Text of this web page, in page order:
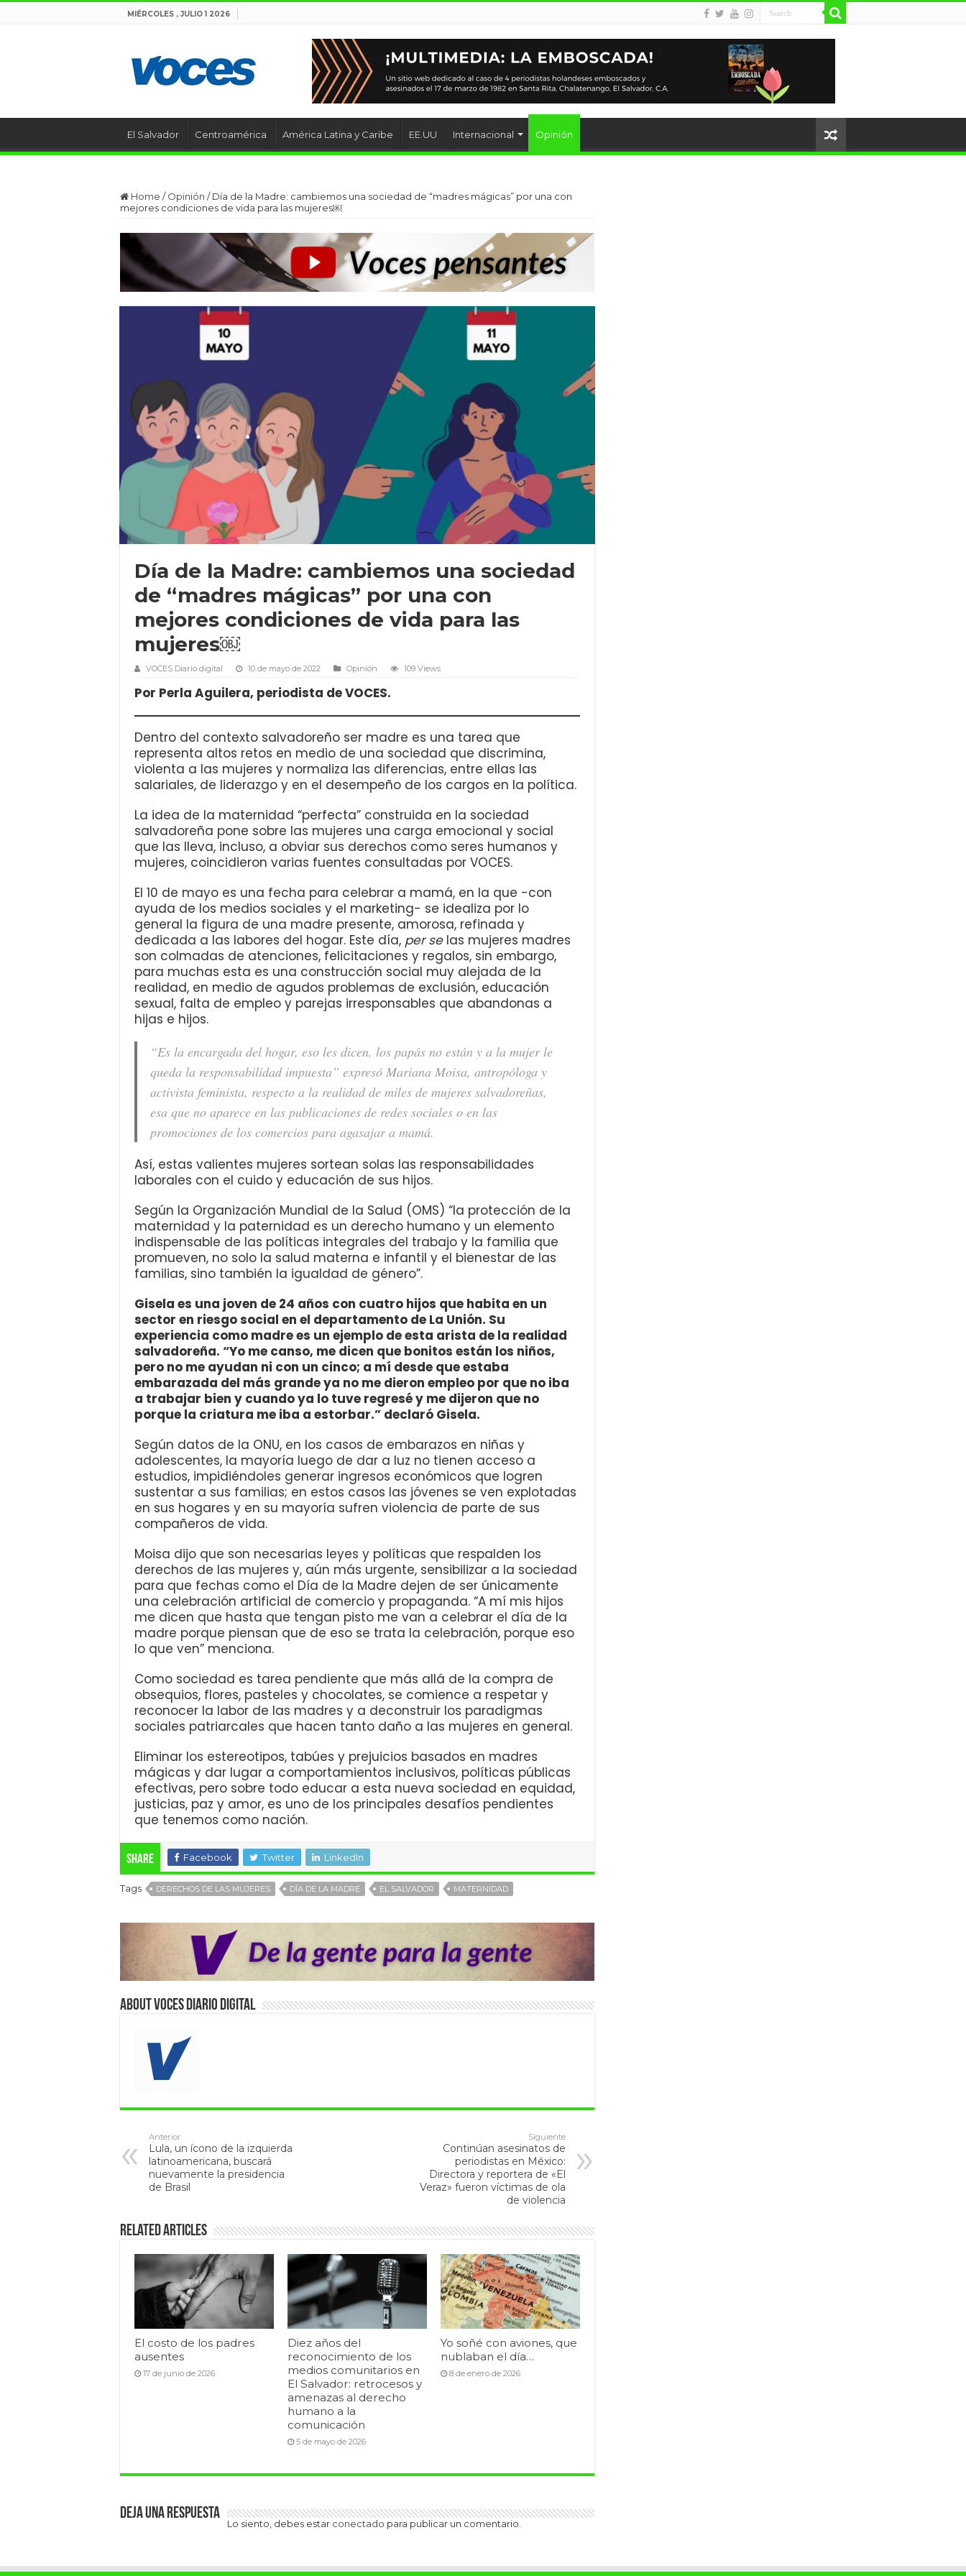
MIÉRCOLES , JULIO 1 2026
El Salvador Centroamérica América Latina y Caribe EE.UU Internacional Opinión
Home / Opinión / Día de la Madre: cambiemos una sociedad de “madres mágicas” por una con
mejores condiciones de vida para las mujeres￼
Día de la Madre: cambiemos una sociedad
de “madres mágicas” por una con
mejores condiciones de vida para las
mujeres￼
VOCES Diario digital 10 de mayo de 2022 Opinión 109 Views
Por Perla Aguilera, periodista de VOCES.
Dentro del contexto salvadoreño ser madre es una tarea que
representa altos retos en medio de una sociedad que discrimina,
violenta a las mujeres y normaliza las diferencias, entre ellas las
salariales, de liderazgo y en el desempeño de los cargos en la política.
La idea de la maternidad “perfecta” construida en la sociedad
salvadoreña pone sobre las mujeres una carga emocional y social
que las lleva, incluso, a obviar sus derechos como seres humanos y
mujeres, coincidieron varias fuentes consultadas por VOCES.
El 10 de mayo es una fecha para celebrar a mamá, en la que -con
ayuda de los medios sociales y el marketing- se idealiza por lo
general la figura de una madre presente, amorosa, refinada y
dedicada a las labores del hogar. Este día, per selas mujeres madres
son colmadas de atenciones, felicitaciones y regalos, sin embargo,
para muchas esta es una construcción social muy alejada de la
realidad, en medio de agudos problemas de exclusión, educación
sexual, falta de empleo y parejas irresponsables que abandonas a
hijas e hijos.
“Es la encargada del hogar, eso les dicen, los papás no están y a la mujer le
queda la responsabilidad impuesta” expresó Mariana Moisa, antropóloga y
activista feminista, respecto a la realidad de miles de mujeres salvadoreñas,
esa que no aparece en las publicaciones de redes sociales o en las
promociones de los comercios para agasajar a mamá.
Así, estas valientes mujeres sortean solas las responsabilidades
laborales con el cuido y educación de sus hijos.
Según la Organización Mundial de la Salud (OMS) “la protección de la
maternidad y la paternidad es un derecho humano y un elemento
indispensable de las políticas integrales del trabajo y la familia que
promueven, no solo la salud materna e infantil y el bienestar de las
familias, sino también la igualdad de género”.
Gisela es una joven de 24 años con cuatro hijos que habita en un
sector en riesgo social en el departamento de La Unión. Su
experiencia como madre es un ejemplo de esta arista de la realidad
salvadoreña. “Yo me canso, me dicen que bonitos están los niños,
pero no me ayudan ni con un cinco; a mí desde que estaba
embarazada del más grande ya no me dieron empleo por que no iba
a trabajar bien y cuando ya lo tuve regresé y me dijeron que no
porque la criatura me iba a estorbar.” declaró Gisela.
Según datos de la ONU, en los casos de embarazos en niñas y
adolescentes, la mayoría luego de dar a luz no tienen acceso a
estudios, impidiéndoles generar ingresos económicos que logren
sustentar a sus familias; en estos casos las jóvenes se ven explotadas
en sus hogares y en su mayoría sufren violencia de parte de sus
compañeros de vida.
Moisa dijo que son necesarias leyes y políticas que respalden los
derechos de las mujeres y, aún más urgente, sensibilizar a la sociedad
para que fechas como el Día de la Madre dejen de ser únicamente
una celebración artificial de comercio y propaganda. “A mí mis hijos
me dicen que hasta que tengan pisto me van a celebrar el día de la
madre porque piensan que de eso se trata la celebración, porque eso
lo que ven” menciona.
Como sociedad es tarea pendiente que más allá de la compra de
obsequios, flores, pasteles y chocolates, se comience a respetar y
reconocer la labor de las madres y a deconstruir los paradigmas
sociales patriarcales que hacen tanto daño a las mujeres en general.
Eliminar los estereotipos, tabúes y prejuicios basados en madres
mágicas y dar lugar a comportamientos inclusivos, políticas públicas
efectivas, pero sobre todo educar a esta nueva sociedad en equidad,
justicias, paz y amor, es uno de los principales desafíos pendientes
que tenemos como nación.
Share Facebook Twitter LinkedIn
Tags DERECHOS DE LAS MUJERES DÍA DE LA MADRE EL SALVADOR MATERNIDAD
About VOCES Diario digital
Anterior
Lula, un ícono de la izquierda
latinoamericana, buscará
nuevamente la presidencia
de Brasil
Siguiente
Continúan asesinatos de
periodistas en México:
Directora y reportera de «El
Veraz» fueron víctimas de ola
de violencia
Related Articles
El costo de los padres
ausentes
17 de junio de 2026
Diez años del
reconocimiento de los
medios comunitarios en
El Salvador: retrocesos y
amenazas al derecho
humano a la
comunicación
5 de mayo de 2026
Yo soñé con aviones, que
nublaban el día…
8 de enero de 2026
Deja una respuesta
Lo siento, debes estar conectado para publicar un comentario.